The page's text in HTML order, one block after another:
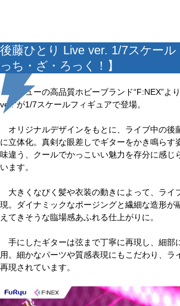
後藤ひとり Live ver. 1/7スケー
っち・ざ・ろっく！】
フリューの高品質ホビーブランド“F:NEX”よ
ver.”が1/7スケールフィギュアで登場。
オリジナルデザインをもとに、ライブ中の後
に立体化。真剣な眼差しでギターをかき鳴らす
味違う、クールでかっこいい魅力を存分に感じ
います。
大きくなびく髪や衣装の動きによって、ライ
現。ダイナミックなポージングと繊細な造形が
えてきそうな臨場感あふれる仕上がりに。
手にしたギターは弦まで丁寧に再現し、細部
用。細かなパーツや質感表現にもこだわり、ラ
再現されています。